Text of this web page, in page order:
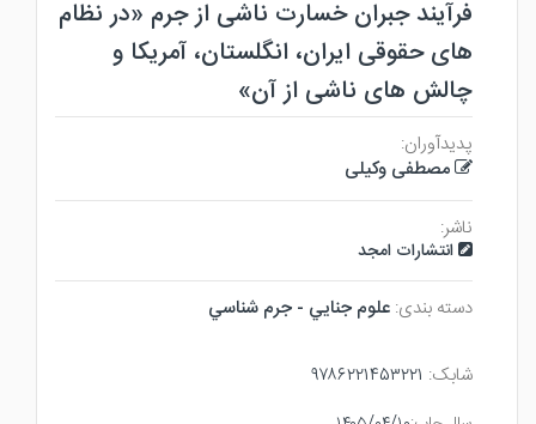
فرآیند جبران خسارت ناشی از جرم «در نظام
های حقوقی ایران، انگلستان، آمریکا و
چالش های ناشی از آن»
پدیدآوران:
مصطفی وکیلی
ناشر:
انتشارات امجد
دسته بندی: علوم جنايي - جرم شناسي
شابک: ۹۷۸۶۲۲۱۴۵۳۲۲۱